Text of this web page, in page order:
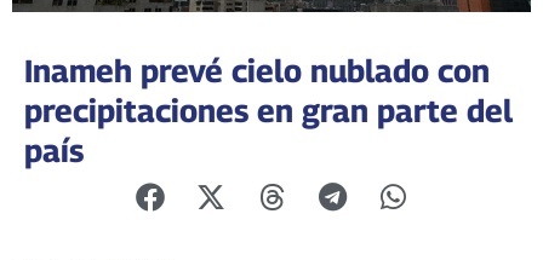
Inameh prevé cielo nublado con
precipitaciones en gran parte del
país